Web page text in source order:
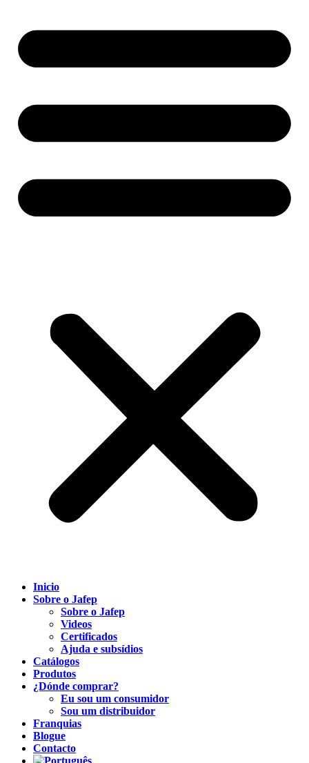
Inicio
Sobre o Jafep
Sobre o Jafep
Videos
Certificados
Ajuda e subsídios
Catálogos
Produtos
¿Dónde comprar?
Eu sou um consumidor
Sou um distribuidor
Franquias
Blogue
Contacto